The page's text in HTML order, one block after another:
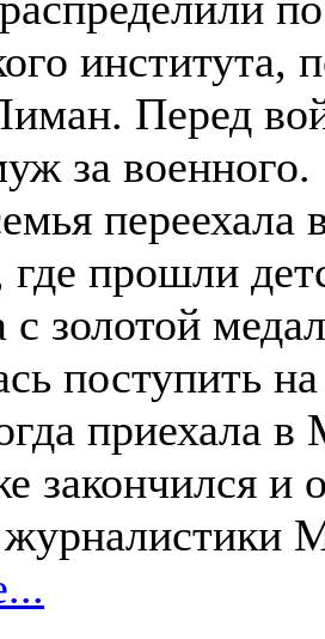
института,
Перед
за военного.
прошли
с золотой
поступить
приехала в
закончился и
журналистики